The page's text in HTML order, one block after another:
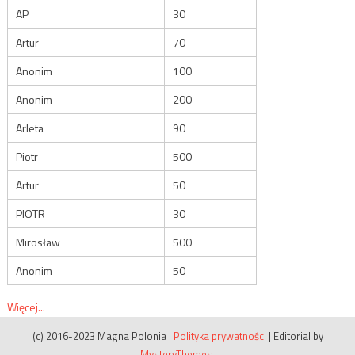
AP
30
Artur
70
Anonim
100
Anonim
200
Arleta
90
Piotr
500
Artur
50
PIOTR
30
Mirosław
500
Anonim
50
Więcej...
(c) 2016-2023 Magna Polonia | Polityka prywatności | Editorial by